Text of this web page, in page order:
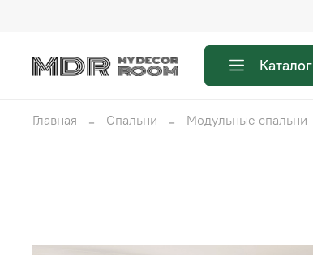
Каталог
Главная Спальни Модульные спальни